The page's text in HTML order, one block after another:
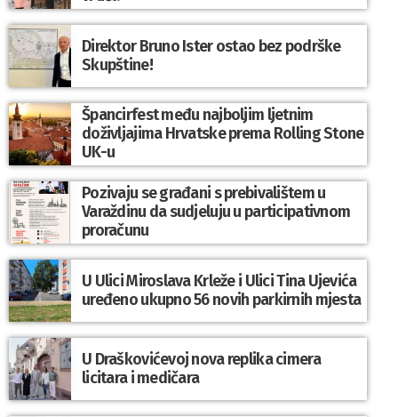
Direktor Bruno Ister ostao bez podrške
Skupštine!
Špancirfest među najboljim ljetnim
doživljajima Hrvatske prema Rolling Stone
UK-u
Pozivaju se građani s prebivalištem u
Varaždinu da sudjeluju u participativnom
proračunu
U Ulici Miroslava Krleže i Ulici Tina Ujevića
uređeno ukupno 56 novih parkirnih mjesta
U Draškovićevoj nova replika cimera
licitara i medičara